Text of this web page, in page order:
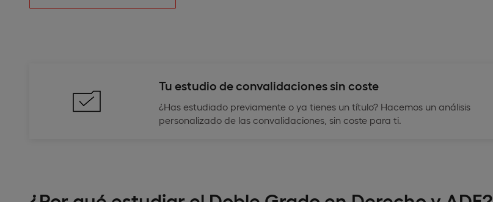
Tu estudio de convalidaciones sin coste
¿Has estudiado previamente o ya tienes un título? Hacemos un análisis
personalizado de las convalidaciones, sin coste para ti.